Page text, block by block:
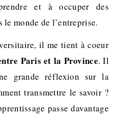
et à occuper des
monde de l’entreprise.
il me tient à coeur
Paris et la Province. Il
grande réflexion sur la
transmettre le savoir ?
passe davantage